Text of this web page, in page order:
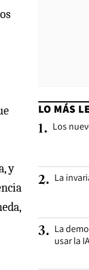
y
LO MÁS
1. Los
2. La
3. La
usar la